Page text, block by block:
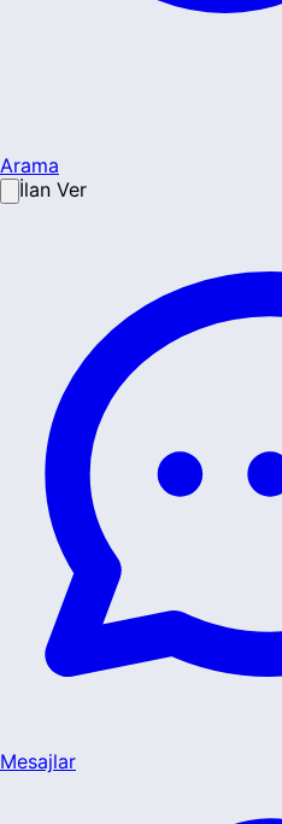
Arama
İlan Ver
Mesajlar